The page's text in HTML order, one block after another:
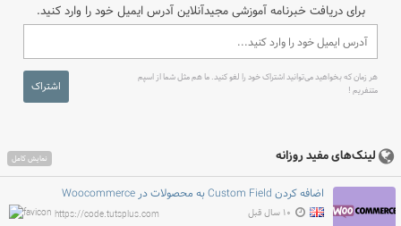
برای دریافت خبرنامه آموزشی مجیدآنلاین آدرس ایمیل خود را وارد کنید.
هر زمان که بخواهید می‌توانید اشتراک خود را لغو کنید. ما هم مثل شما از اسپم
متنفریم !
اشتراک
لینک‌های مفید روزانه نمایش کامل
اضافه کردن Custom Field به محصولات در Woocommerce
https://code.tutsplus.com ۱۰ سال قبل